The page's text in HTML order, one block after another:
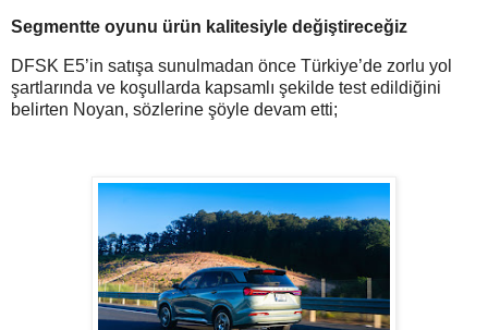
Segmentte oyunu ürün kalitesiyle değiştireceğiz
DFSK E5’in satışa sunulmadan önce Türkiye’de zorlu yol
şartlarında ve koşullarda kapsamlı şekilde test edildiğini
belirten Noyan, sözlerine şöyle devam etti;